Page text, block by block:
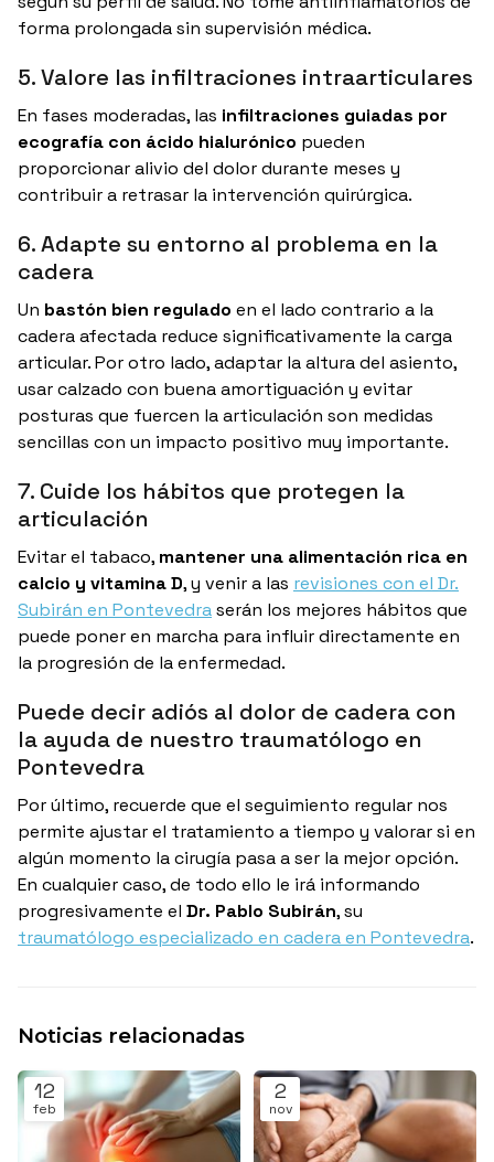
forma prolongada sin supervisión médica.
5. Valore las infiltraciones intraarticulares
En fases moderadas, las infiltraciones guiadas por
ecografía con ácido hialurónico pueden
proporcionar alivio del dolor durante meses y
contribuir a retrasar la intervención quirúrgica.
6. Adapte su entorno al problema en la
cadera
Un bastón bien regulado en el lado contrario a la
cadera afectada reduce significativamente la carga
articular. Por otro lado, adaptar la altura del asiento,
usar calzado con buena amortiguación y evitar
posturas que fuercen la articulación son medidas
sencillas con un impacto positivo muy importante.
7. Cuide los hábitos que protegen la
articulación
Evitar el tabaco, mantener una alimentación rica en
calcio y vitamina D, y venir a las revisiones con el Dr.
Subirán en Pontevedraserán los mejores hábitos que
puede poner en marcha para influir directamente en
la progresión de la enfermedad.
Puede decir adiós al dolor de cadera con
la ayuda de nuestro traumatólogo en
Pontevedra
Por último, recuerde que el seguimiento regular nos
permite ajustar el tratamiento a tiempo y valorar si en
algún momento la cirugía pasa a ser la mejor opción.
En cualquier caso, de todo ello le irá informando
progresivamente el Dr. Pablo Subirán, su
traumatólogo especializado en cadera en Pontevedra.
Noticias relacionadas
12
feb
2
nov